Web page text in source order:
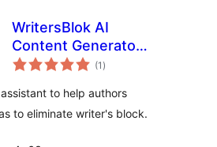
WritersBlok AI
Content Generator
for WordPress
(1 مجموعی
درجہ
)
to help authors
to eliminate writer's block.